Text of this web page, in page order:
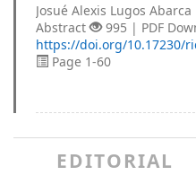
Josué Alexis Lugos Abarca
Abstract
995 | PDF
https://doi.org/10.17230/
Page 1-60
EDITORIAL